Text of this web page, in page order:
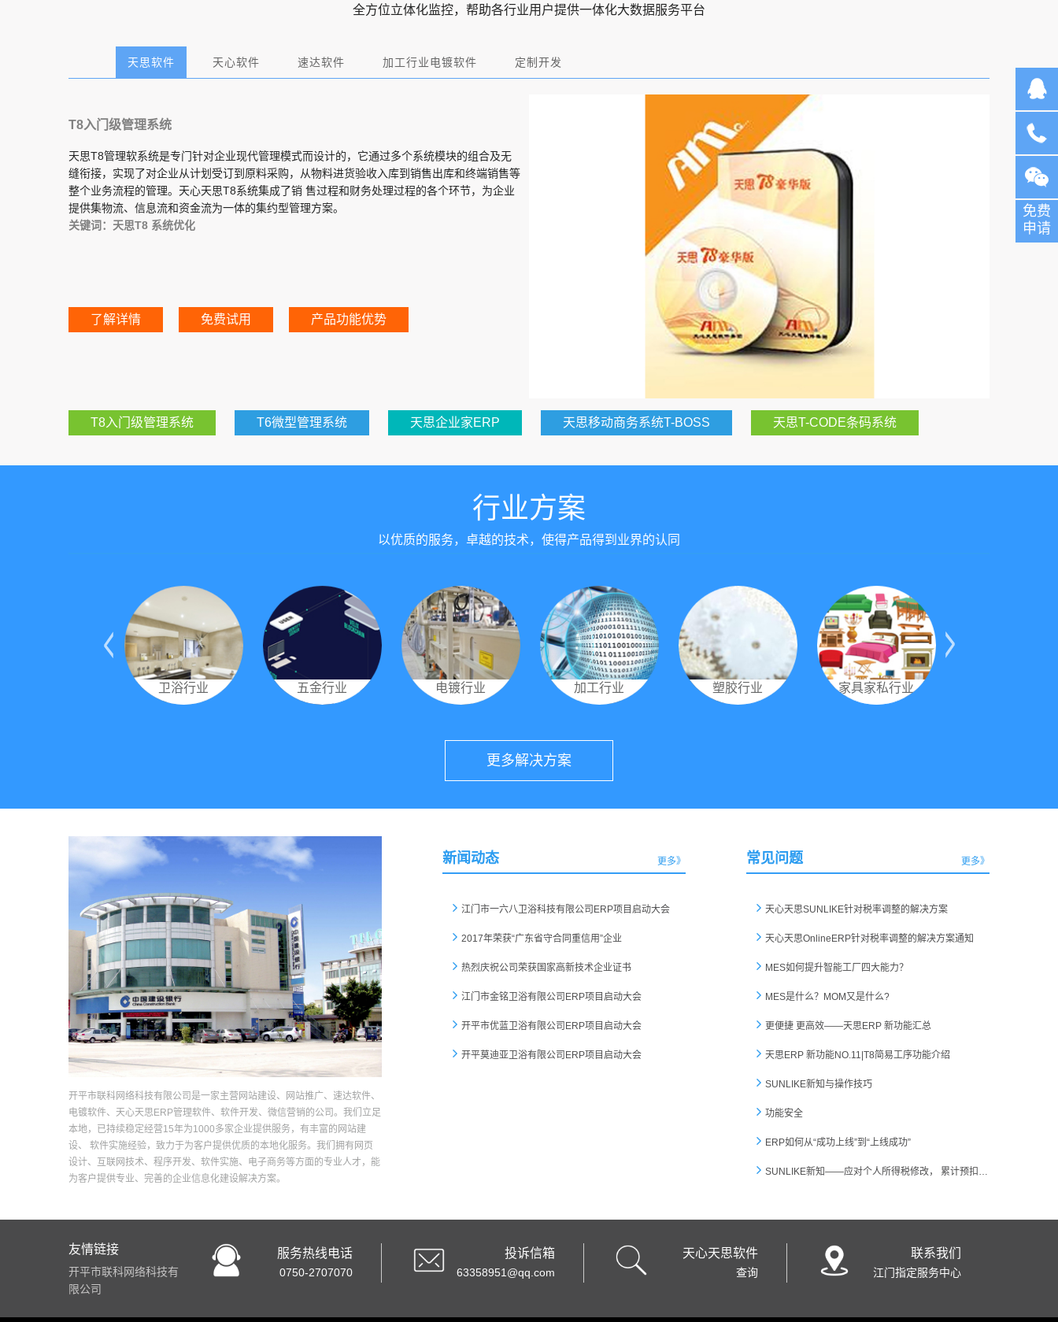
全方位立体化监控，帮助各行业用户提供一体化大数据服务平台
天思软件 天心软件 速达软件 加工行业电镀软件 定制开发
T8入门级管理系统
天思T8管理软系统是专门针对企业现代管理模式而设计的，它通过多个系统模块的组合及无
缝衔接，实现了对企业从计划受订到原料采购，从物料进货验收入库到销售出库和终端销售等
整个业务流程的管理。天心天思T8系统集成了销 售过程和财务处理过程的各个环节，为企业
提供集物流、信息流和资金流为一体的集约型管理方案。
关键词：天思T8 系统优化
了解详情 免费试用 产品功能优势
T8入门级管理系统 T6微型管理系统 天思企业家ERP 天思移动商务系统T-BOSS 天思T-CODE条码系统
行业方案
以优质的服务，卓越的技术，使得产品得到业界的认同
卫浴行业 五金行业 电镀行业 加工行业 塑胶行业 家具家私行业
更多解决方案
开平市联科网络科技有限公司是一家主营网站建设、网站推广、速达软件、
电镀软件、天心天思ERP管理软件、软件开发、微信营销的公司。我们立足
本地，已持续稳定经营15年为1000多家企业提供服务，有丰富的网站建
设、 软件实施经验，致力于为客户提供优质的本地化服务。我们拥有网页
设计、互联网技术、程序开发、软件实施、电子商务等方面的专业人才，能
为客户提供专业、完善的企业信息化建设解决方案。
更多》
新闻动态
江门市一六八卫浴科技有限公司ERP项目启动大会
2017年荣获“广东省守合同重信用”企业
热烈庆祝公司荣获国家高新技术企业证书
江门市金铭卫浴有限公司ERP项目启动大会
开平市优蓝卫浴有限公司ERP项目启动大会
​开平莫迪亚卫浴有限公司ERP项目启动大会
更多》
常见问题
天心天思SUNLIKE针对税率调整的解决方案
天心天思OnlineERP针对税率调整的解决方案通知
MES如何提升智能工厂四大能力？
MES是什么？MOM又是什么?
更便捷 更高效——天思ERP 新功能汇总
天思ERP 新功能NO.11|T8简易工序功能介绍
SUNLIKE新知与操作技巧
功能安全
ERP如何从“成功上线”到“上线成功”
SUNLIKE新知——应对个人所得税修改， 累计预扣法完美应用
在线客
服
咨询电
话：
免费
申请
友情链接
开平市联科网络科技有
限公司
服务热线电话
0750-2707070
投诉信箱
63358951@qq.com
天心天思软件
查询
联系我们
江门指定服务中心